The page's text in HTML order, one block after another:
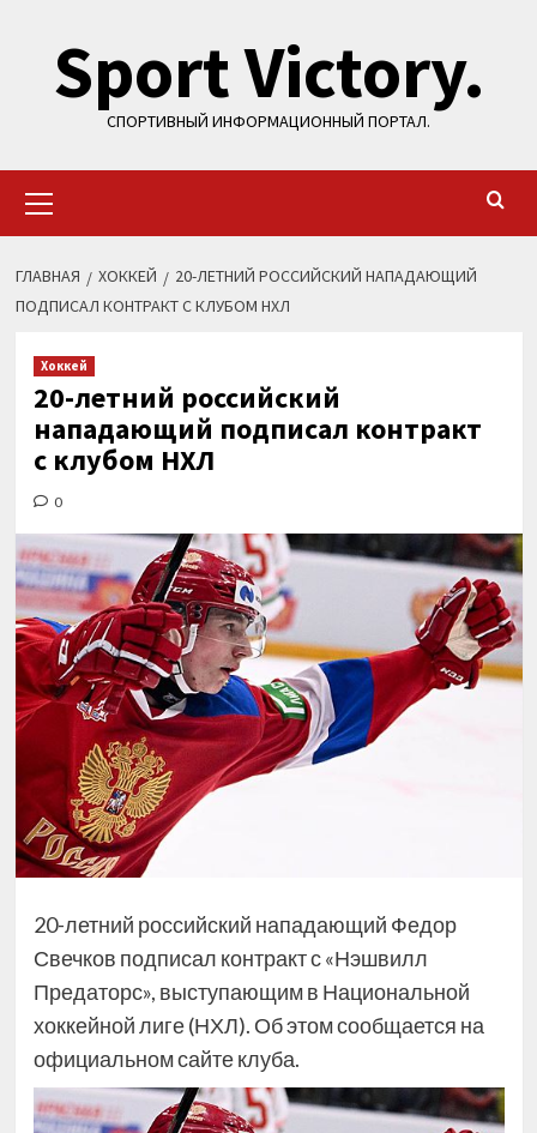
содержимому
Sport Victory.
СПОРТИВНЫЙ ИНФОРМАЦИОННЫЙ ПОРТАЛ.
меню
ГЛАВНАЯ ХОККЕЙ
20-ЛЕТНИЙ РОССИЙСКИЙ НАПАДАЮЩИЙ
ПОДПИСАЛ КОНТРАКТ С КЛУБОМ НХЛ
Хоккей
20-летний российский
нападающий подписал контракт
с клубом НХЛ
0
20-летний российский нападающий Федор
Свечков подписал контракт с «Нэшвилл
Предаторс», выступающим в Национальной
хоккейной лиге (НХЛ). Об этом сообщается на
официальном сайте клуба.